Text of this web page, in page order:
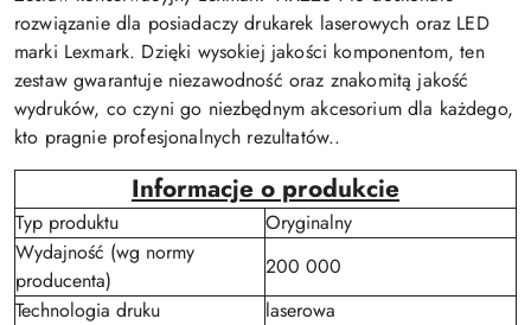
rozwiązanie dla posiadaczy drukarek laserowych oraz LED
marki Lexmark. Dzięki wysokiej jakości komponentom, ten
zestaw gwarantuje niezawodność oraz znakomitą jakość
wydruków, co czyni go niezbędnym akcesorium dla każdego,
kto pragnie profesjonalnych rezultatów..
Informacje o produkcie
Typ produktu
Oryginalny
Wydajność (wg normy
producenta)
200 000
Technologia druku
laserowa